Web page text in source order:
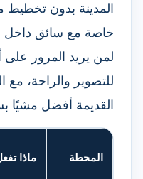
المدينة بدون تخطيط
خاصة مع سائق داخل
لمن يريد المرور
للتصوير والراحة، مع
القديمة أفضل مشيًا
المحطة ماذا